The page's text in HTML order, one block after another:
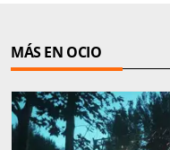
MÁS EN OCIO